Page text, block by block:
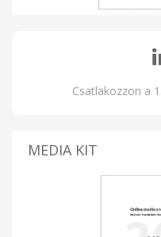
Csatlakozzon a
MEDIA KIT